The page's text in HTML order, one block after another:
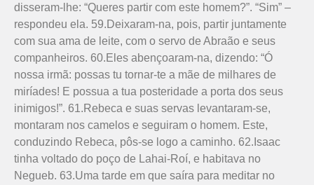
disseram-lhe: “Queres partir com este homem?”. “Sim” –
respondeu ela. 59.Dei­xaram-na, pois, partir juntamente
com sua ama de leite, com o servo de Abraão e seus
companheiros. 60.Eles abençoaram-na, dizendo: “Ó
nossa irmã: possas tu tornar-te a mãe de milhares de
miríades! E possua a tua posteridade a porta dos seus
inimigos!”. 61.Rebeca e suas servas levantaram-se,
montaram nos camelos e seguiram o homem. Este,
conduzindo Rebeca, pôs-se logo a caminho. 62.Isaac
tinha voltado do poço de Lahai-Roí, e habitava no
Negueb. 63.Uma tarde em que saíra para meditar no